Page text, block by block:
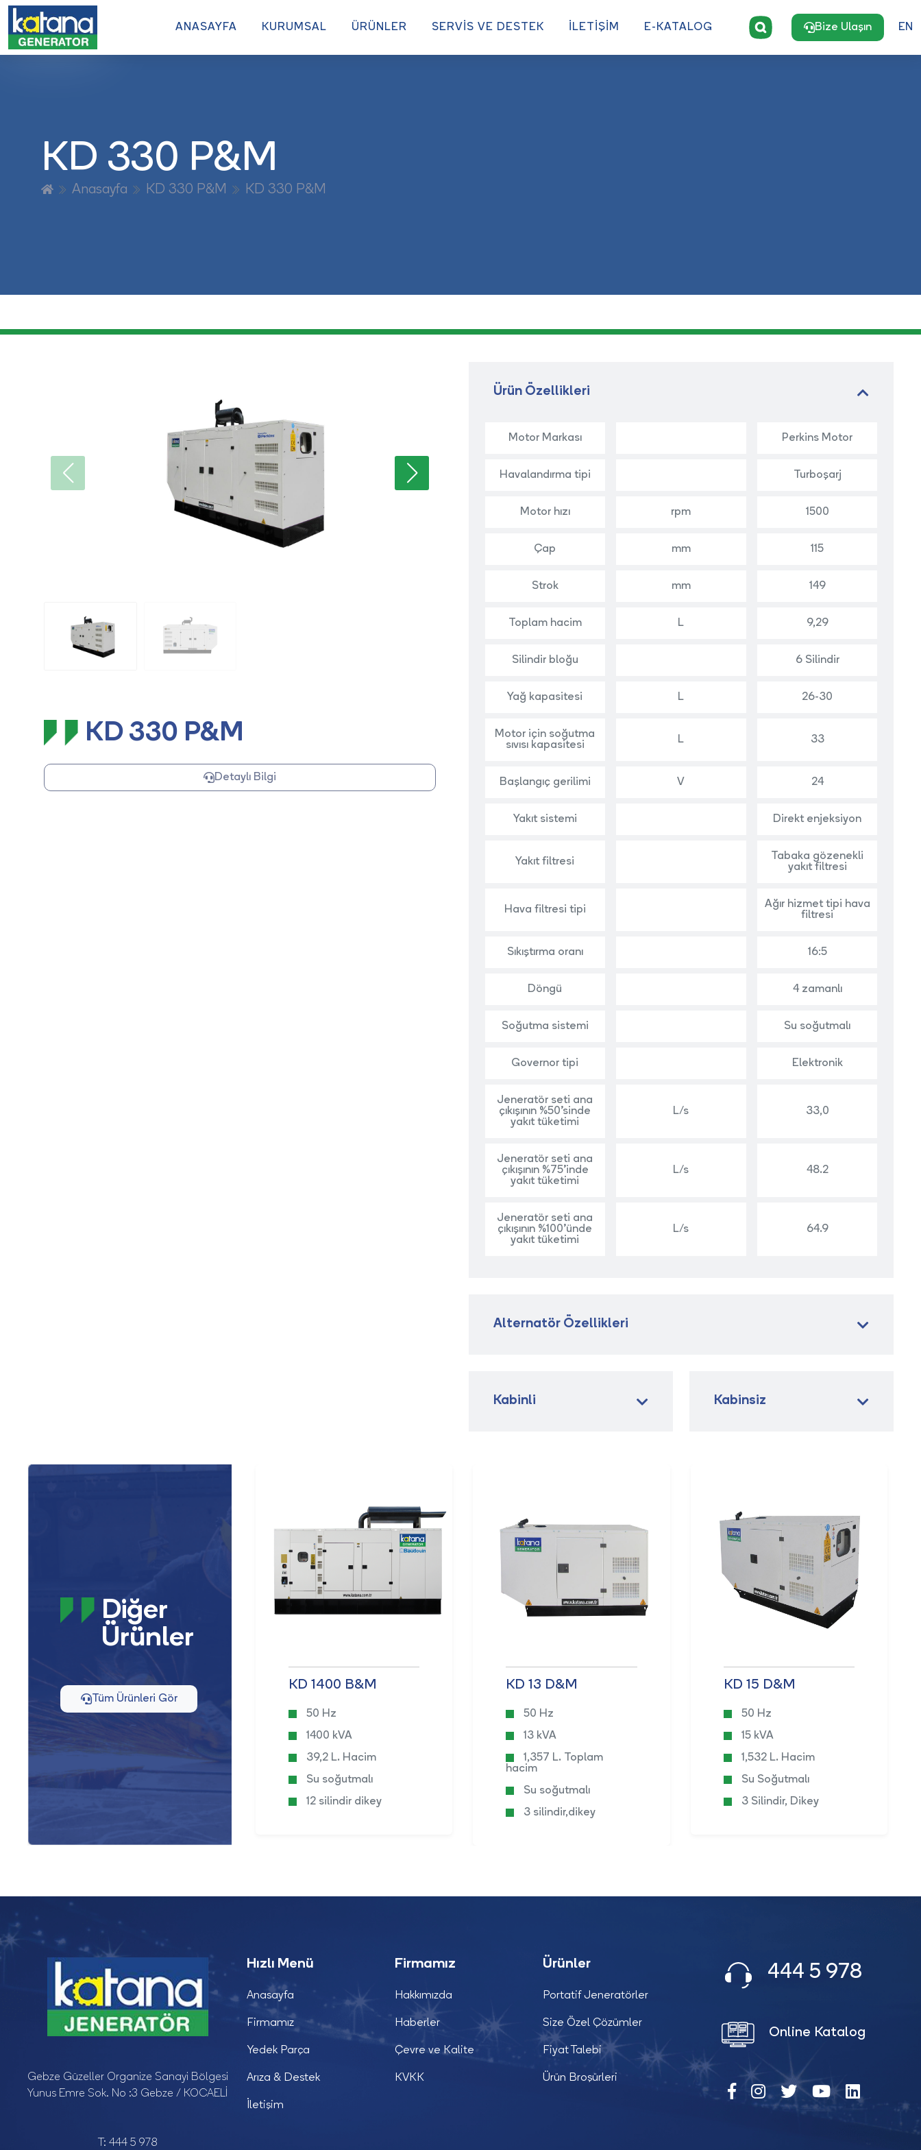
ANASAYFA KURUMSAL ÜRÜNLER SERVİS VE DESTEK İLETİŞİM E-KATALOG Bize Ulaşın EN
KD 330 P&M
Anasayfa KD 330 P&M KD 330 P&M
KD 330 P&M
Detaylı Bilgi
Ürün Özellikleri
Motor Markası Perkins Motor
Havalandırma tipi Turboşarj
Motor hızı rpm 1500
Çap mm 115
Strok mm 149
Toplam hacim L 9,29
Silindir bloğu 6 Silindir
Yağ kapasitesi L 26-30
Motor için soğutma
sıvısı kapasitesi
L 33
Başlangıç gerilimi V 24
Yakıt sistemi Direkt enjeksiyon
Yakıt filtresi
Tabaka gözenekli
yakıt filtresi
Hava filtresi tipi
Ağır hizmet tipi hava
filtresi
Sıkıştırma oranı 16:5
Döngü 4 zamanlı
Soğutma sistemi Su soğutmalı
Governor tipi Elektronik
Jeneratör seti ana
çıkışının %50’sinde
yakıt tüketimi
L/s 33,0
Jeneratör seti ana
çıkışının %75’inde
yakıt tüketimi
L/s 48.2
Jeneratör seti ana
çıkışının %100’ünde
yakıt tüketimi
L/s 64.9
Alternatör Özellikleri
Kabinli Kabinsiz
Diğer
Ürünler
Tüm Ürünleri Gör
KD 25 D2&M
50 Hz
2,27 L. Hacim
Su Soğutmalı
KD 1400 B&M
50 Hz
1400 kVA
39,2 L. Hacim
Su soğutmalı
12 silindir dikey
KD 13 D&M
50 Hz
13 kVA
1,357 L. Toplam
hacim
Su soğutmalı
3 silindir,dikey
KD 15 D&M
50 Hz
15 kVA
1,532 L. Hacim
Su Soğutmalı
3 Silindir, Dikey
Gebze Güzeller Organize Sanayi Bölgesi
Yunus Emre Sok. No :3 Gebze / KOCAELİ
T: 444 5 978
Hızlı Menü
Anasayfa
Firmamız
Yedek Parça
Arıza & Destek
İletişim
Firmamız
Hakkımızda
Haberler
Çevre ve Kalite
KVKK
Ürünler
Portatif Jeneratörler
Size Özel Çözümler
Fiyat Talebi
Ürün Broşürleri
444 5 978
Online Katalog